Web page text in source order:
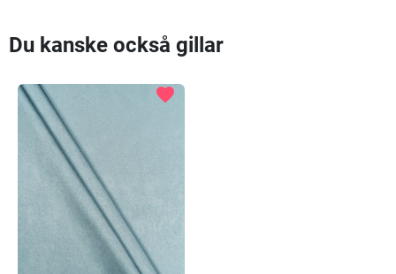
Du kanske också gillar
favorite